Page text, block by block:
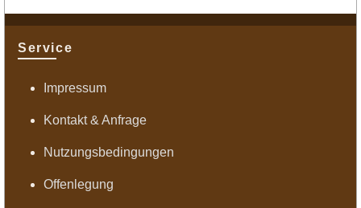
Service
Impressum
Kontakt & Anfrage
Nutzungsbedingungen
Offenlegung